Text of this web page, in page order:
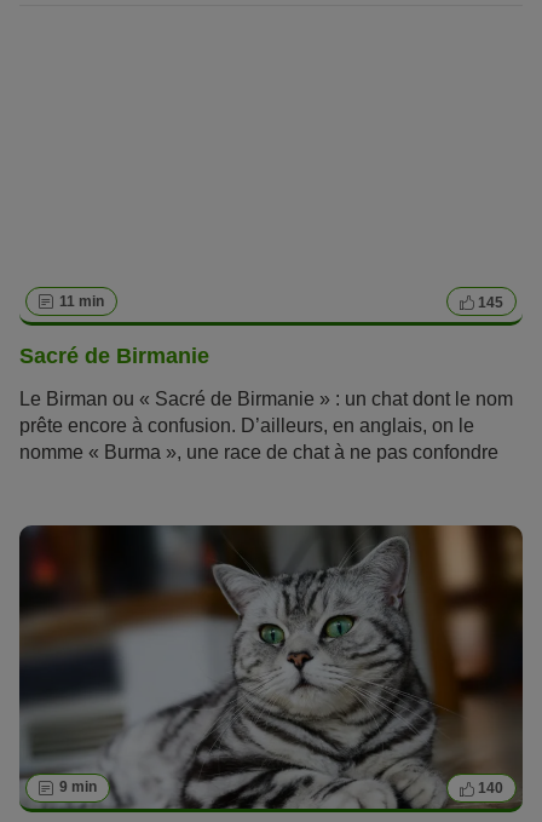
11 min 145
Sacré de Birmanie
Le Birman ou « Sacré de Birmanie » : un chat dont le nom
prête encore à confusion. D’ailleurs, en anglais, on le
nomme « Burma », une race de chat à ne pas confondre
davantage sur cetterace de chatà mi-chemin entre le
persan et le siamois !
9 min 140